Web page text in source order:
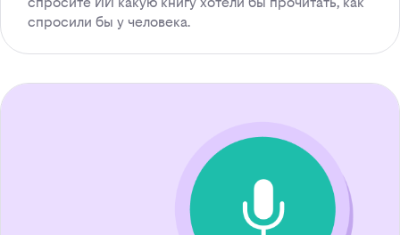
спросили бы у человека.